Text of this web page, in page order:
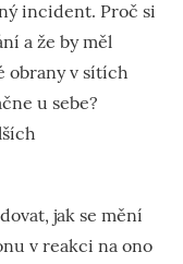
incident. Proč si
a že by měl
obrany v sítích
u sebe?
jak se mění
v reakci na ono